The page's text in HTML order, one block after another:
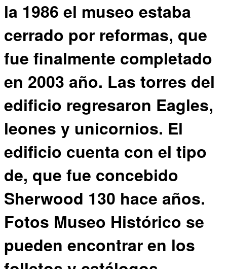
la 1986 el museo estaba
cerrado por reformas, que
fue finalmente completado
en 2003 año. Las torres del
edificio regresaron Eagles,
leones y unicornios. El
edificio cuenta con el tipo
de, que fue concebido
Sherwood 130 hace años.
Fotos Museo Histórico se
pueden encontrar en los